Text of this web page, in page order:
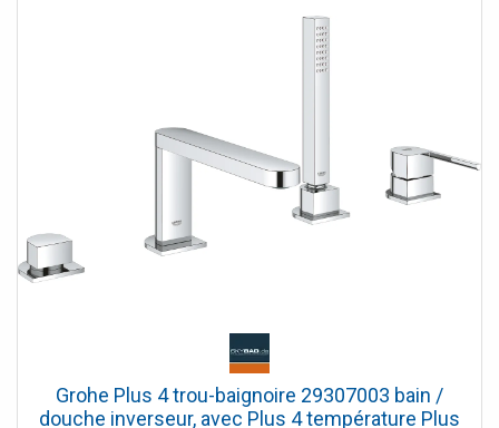
Grohe Plus 4 trou-baignoire 29307003 bain /
douche inverseur, avec Plus 4 température Plus